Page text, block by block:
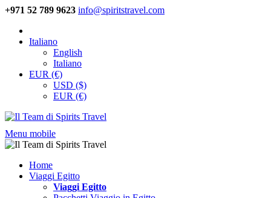
+971 52 789 9623 info@spiritstravel.com
Italiano
English
Italiano
EUR (€)
USD ($)
EUR (€)
Menu mobile
Home
Viaggi Egitto
Viaggi Egitto